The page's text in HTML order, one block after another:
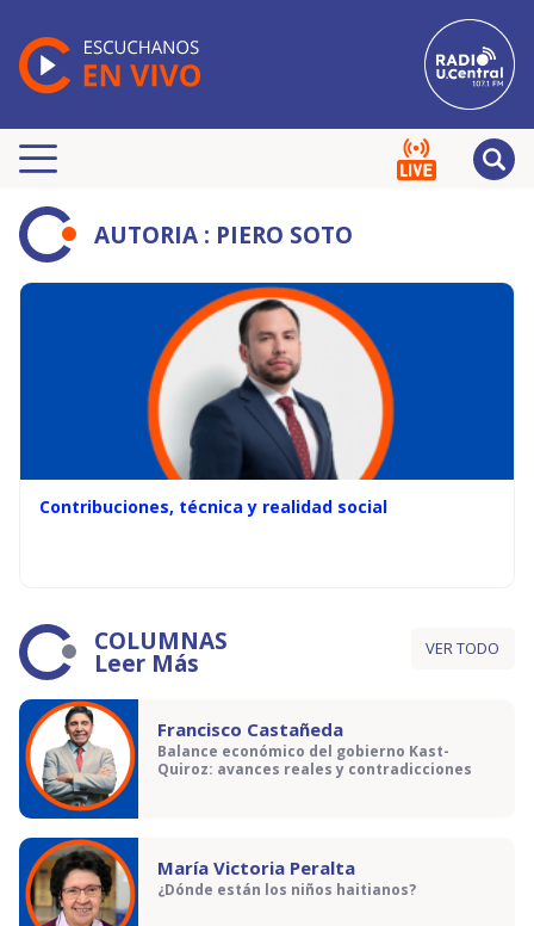
AUTORIA : PIERO SOTO
Contribuciones, técnica y realidad social
COLUMNAS
Leer Más VER TODO
Francisco Castañeda
Balance económico del gobierno Kast-
Quiroz: avances reales y contradicciones
María Victoria Peralta
¿Dónde están los niños haitianos?